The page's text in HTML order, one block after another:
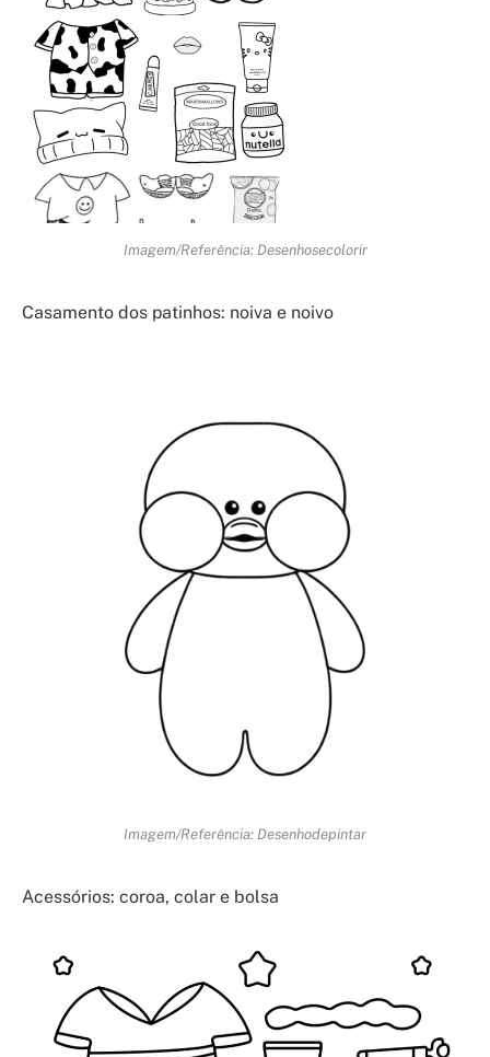
Imagem/Referência: Desenhosecolorir
Casamento dos patinhos: noiva e noivo
Imagem/Referência: Desenhodepintar
Acessórios: coroa, colar e bolsa